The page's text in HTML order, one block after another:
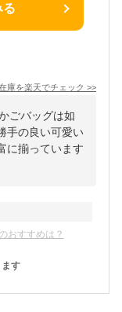
る
庫を楽天でチェック >>
ごバッグは如
手の良い可愛い
に揃っています
おすすめは？
す